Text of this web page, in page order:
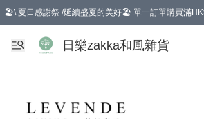
🏖️\ 夏日感謝祭 /延續盛夏的美好🏖️ 單一訂單購買滿
選擇GoGoX住宅/工商地址配送，單一訂單消費購物
日樂zakka和風雜貨